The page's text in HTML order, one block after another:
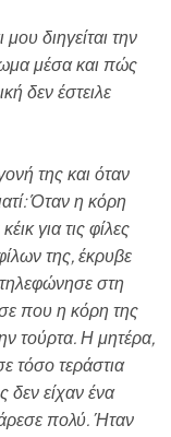
διηγείται την
μέσα και πώς
δεν έστειλε
της και όταν
Όταν η κόρη
για τις φίλες
της, έκρυβε
στη
που η κόρη της
τούρτα. Η μητέρα,
τόσο τεράστια
δεν είχαν ένα
πολύ. Ήταν